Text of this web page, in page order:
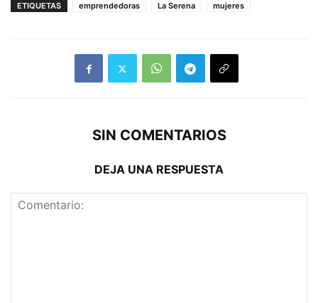
ETIQUETAS emprendedoras La Serena mujeres
SIN COMENTARIOS
DEJA UNA RESPUESTA